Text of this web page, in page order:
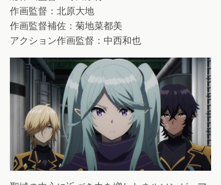
作画監督：北原大地
作画監督補佐：菊地菜都美
アクション作画監督：中西和也